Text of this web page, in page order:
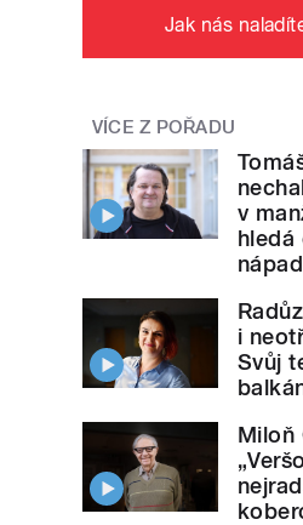
Jak nás
VÍCE Z POŘADU
v
hledá
i
Svůj
Miloň